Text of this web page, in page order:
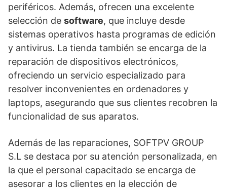
periféricos. Además, ofrecen una excelente
selección de software, que incluye desde
sistemas operativos hasta programas de edición
y antivirus. La tienda también se encarga de la
reparación de dispositivos electrónicos,
ofreciendo un servicio especializado para
resolver inconvenientes en ordenadores y
laptops, asegurando que sus clientes recobren la
funcionalidad de sus aparatos.
Además de las reparaciones, SOFTPV GROUP
S.L se destaca por su atención personalizada, en
la que el personal capacitado se encarga de
asesorar a los clientes en la elección de